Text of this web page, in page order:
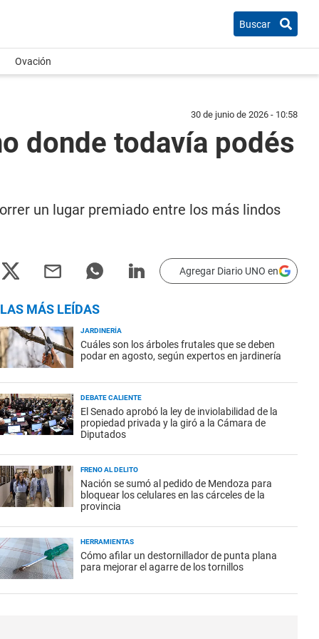
Buscar
Ovación
30 de junio de 2026 - 10:58
donde todavía podés
un lugar premiado entre los más lindos
Agregar Diario UNO en
LAS MÁS LEÍDAS
JARDINERÍA
Cuáles son los árboles frutales que se deben
podar en agosto, según expertos en jardinería
DEBATE CALIENTE
El Senado aprobó la ley de inviolabilidad de la
propiedad privada y la giró a la Cámara de
Diputados
FRENO AL DELITO
Nación se sumó al pedido de Mendoza para
bloquear los celulares en las cárceles de la
provincia
HERRAMIENTAS
Cómo afilar un destornillador de punta plana
para mejorar el agarre de los tornillos